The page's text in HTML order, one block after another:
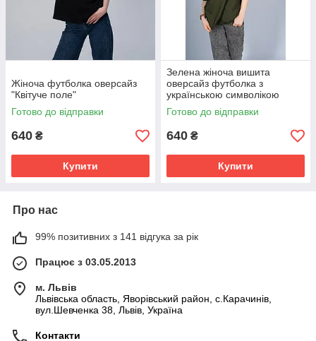
Жіноча футболка оверсайз
"Квітуче поле"
Готово до відправки
640 ₴
Купити
Зелена жіноча вишита
оверсайз футболка з
українською символікою
"Тризуб"
Готово до відправки
640 ₴
Купити
Про нас
99% позитивних з 141 відгука за рік
Працює з 03.05.2013
м. Львів
Львівська область, Яворівський район, с.Карачинів,
вул.Шевченка 38, Львів, Україна
Контакти